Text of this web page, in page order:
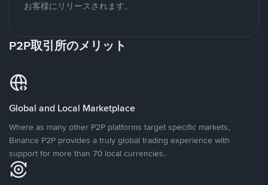
お客様にリリースされます。
P2P取引所のメリット
Global and Local Marketplace
Where as many other P2P platforms target specific markets,
Binance P2P provides a truly global trading experience with
support for more than 70 local currencies.